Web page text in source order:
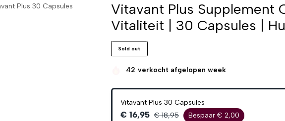
Plus 30 Capsules
Vitavant Plus Supplement
Vitaliteit | 30 Capsules |
Sold out
42 verkocht afgelopen week
Vitavant Plus 30 Capsules
€ 16,95 € 18,95
Bespaar € 2,00